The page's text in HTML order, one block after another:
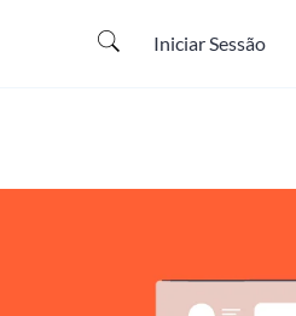
Iniciar Sessão